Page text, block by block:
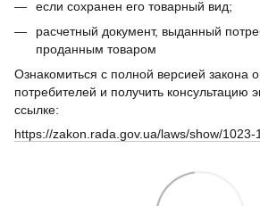
если сохранен его товарный вид;
расчетный документ, выданный
проданным товаром
Ознакомиться с полной версией закона
потребителей и получить консультацию
ссылке:
https://zakon.rada.gov.ua/laws/show/1023-